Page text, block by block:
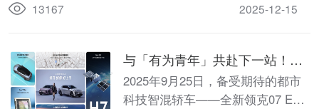
13167 2025-12-15
与「有为青年」共赴下一站！全
新领克07 EM-P上市限时价13.98
万起
2025年9月25日，备受期待的都市
科技智混轿车——全新领克07 EM-